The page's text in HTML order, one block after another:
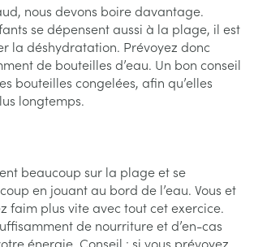
nous devons boire davantage.
se dépensent aussi à la plage, il est
la déshydratation. Prévoyez donc
de bouteilles d’eau. Un bon conseil
bouteilles congelées, afin qu’elles
longtemps.
beaucoup sur la plage et se
en jouant au bord de l’eau. Vous et
faim plus vite avec tout cet exercice.
de nourriture et d’en-cas
énergie. Conseil : si vous prévoyez